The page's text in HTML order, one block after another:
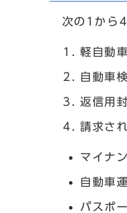
次の1から4
軽自動
自動車
返信用
請求さ
マイナ
自動車
パスポ